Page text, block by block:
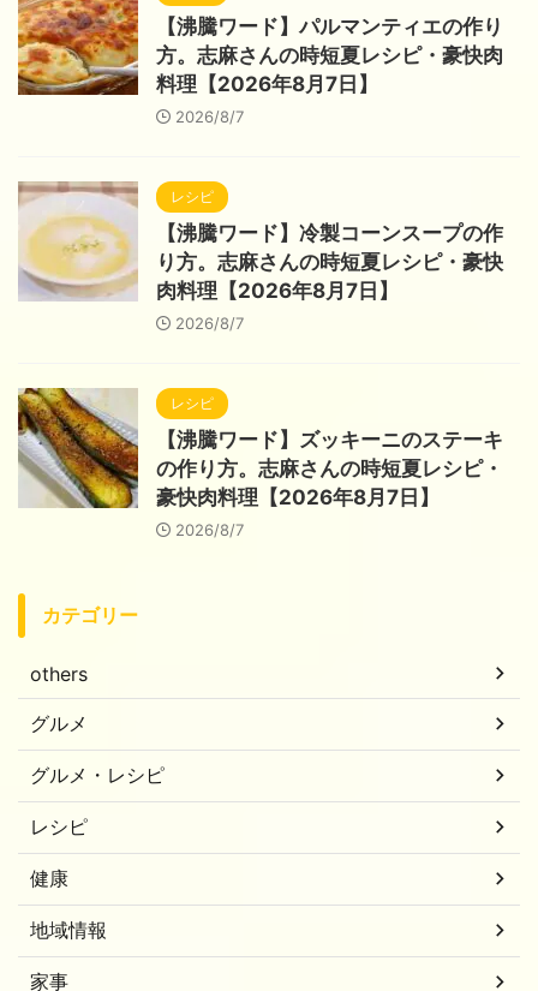
【沸騰ワード】パルマンティエの作り
方。志麻さんの時短夏レシピ・豪快肉
料理【2026年8月7日】
2026/8/7
レシピ
【沸騰ワード】冷製コーンスープの作
り方。志麻さんの時短夏レシピ・豪快
肉料理【2026年8月7日】
2026/8/7
レシピ
【沸騰ワード】ズッキーニのステーキ
の作り方。志麻さんの時短夏レシピ・
豪快肉料理【2026年8月7日】
2026/8/7
カテゴリー
others
グルメ
グルメ・レシピ
レシピ
健康
地域情報
家事